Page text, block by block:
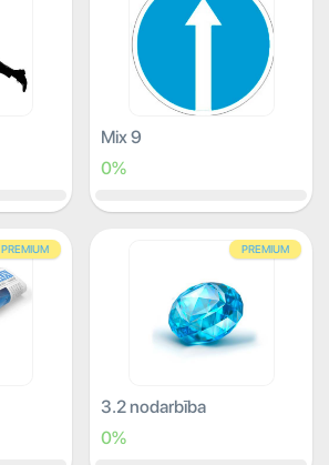
Mix 9
0%
PREMIUM PREMIUM
3.2 nodarbība
0%